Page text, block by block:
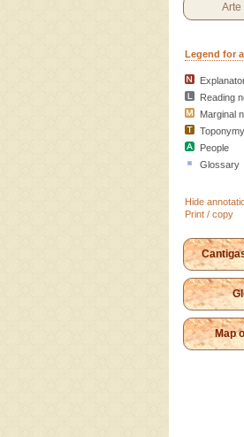
Arte
Legend for
Reading
Marginal
Toponymy
People
Glossary
Hide
Print / copy
Map